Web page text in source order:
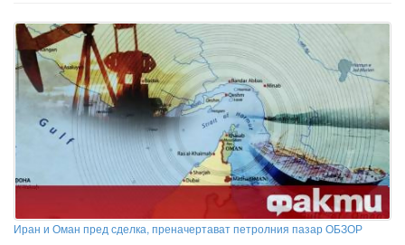
Иран и Оман пред сделка, преначертават петролния пазар ОБЗОР